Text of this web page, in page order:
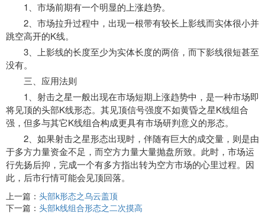
1、市场前期有一个明显的上涨趋势。
2、市场拉升过程中，出现一根带有较长上影线而实体很小并
跳空高开的K线。
3、上影线的长度至少为实体长度的两倍，而下影线很短甚至
没有。
三、应用法则
1、射击之星一般出现在市场短期上涨趋势中，是一种市场即
将见顶的头部K线形态。其见顶信号强度不如黄昏之星K线组合
强，但多与其它K线组合构成更具有市场研判意义的形态。
2、如果射击之星形态出现时，伴随有巨大的成交量，则是由
于多方力量资金不足，而空方力量大量抛盘所致。此时，市场运
行先扬后抑，完成一个有多方指出转为空方市场的心里过程。因
此，后市行情可能会见顶回落。
上一篇： 头部k形态之乌云盖顶
下一篇： 头部k线组合形态之二次摸高